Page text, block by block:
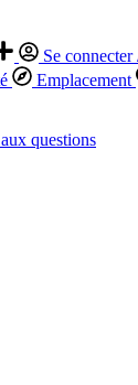
Se
Emplacement
questions